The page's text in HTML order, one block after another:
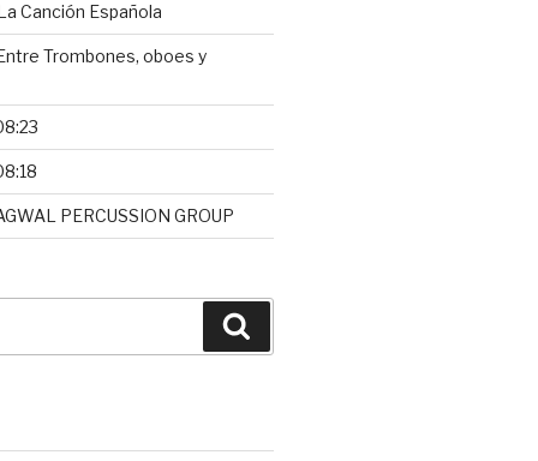
Canción Española
Trombones, oboes y
PERCUSSION GROUP